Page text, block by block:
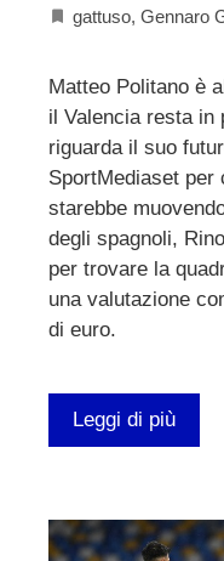
gattuso, Gennaro
Matteo Politano è
il Valencia resta in
riguarda il suo
SportMediaset per
starebbe
degli spagnoli,
per trovare la
una valutazione
di euro.
Leggi di più